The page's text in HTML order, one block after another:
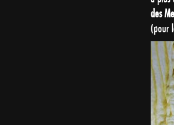
des
(pour